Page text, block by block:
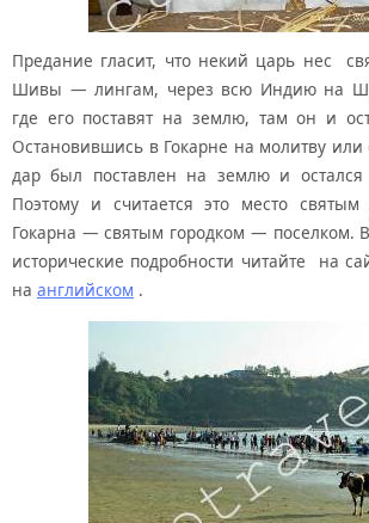
Предание гласит, что некий царь нес
Шивы — лингам, через всю Индию на
где его поставят на землю, там он и
Остановившись в Гокарне на молитву
дар был поставлен на землю и остался
Поэтому и считается это место
Гокарна — святым городком — поселком.
исторические подробности читайте на
на английском .